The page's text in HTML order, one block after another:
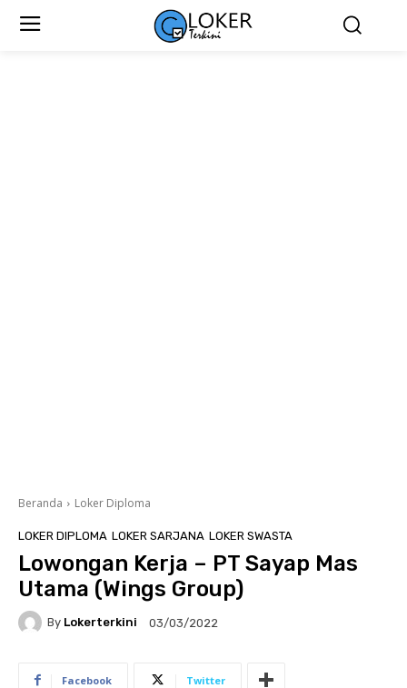
Beranda Loker Diploma
LOKER DIPLOMA LOKER SARJANA LOKER SWASTA
Lowongan Kerja – PT Sayap Mas
Utama (Wings Group)
By Lokerterkini 03/03/2022
Facebook Twitter